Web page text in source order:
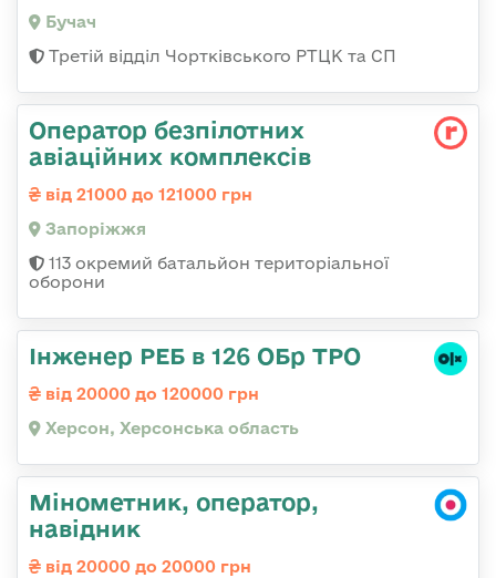
Бучач
Третій відділ Чортківського РТЦК та СП
Оператор безпілотних
авіаційних комплексів
від 21000 до 121000 грн
Запоріжжя
113 окремий батальйон територіальної
оборони
Інженер РЕБ в 126 ОБр ТРО
від 20000 до 120000 грн
Херсон, Херсонська область
Мінометник, оператор,
навідник
від 20000 до 20000 грн